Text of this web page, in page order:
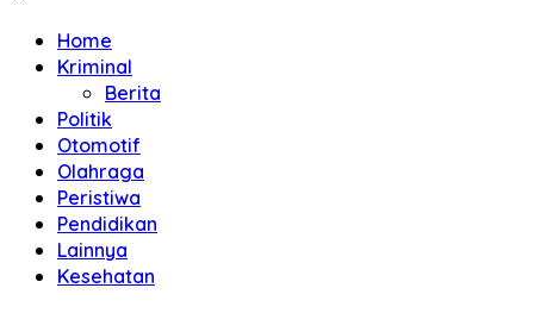
Home
Kriminal
Berita
Politik
Otomotif
Olahraga
Peristiwa
Pendidikan
Lainnya
Kesehatan